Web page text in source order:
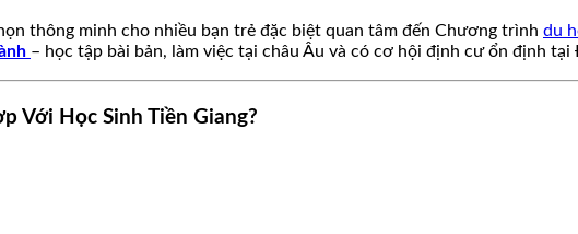
thông minh cho nhiều bạn trẻ đặc biệt quan tâm đến Chương trình du
– học tập bài bản, làm việc tại châu Âu và có cơ hội định cư ổn định tại
Với Học Sinh Tiền Giang?